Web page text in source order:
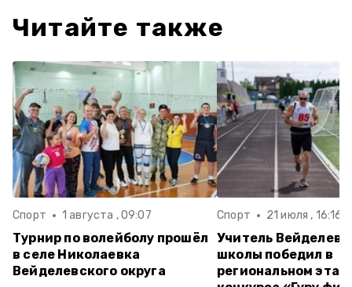
Читайте также
Спорт 1 августа , 09:07
Турнир по волейболу прошёл
в селе Николаевка
Вейделевского округа
Спорт 21 июля , 16:16
Учитель
школы победил в
региональном